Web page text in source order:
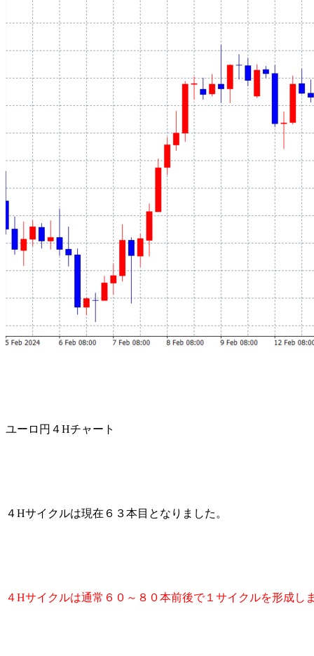
ユーロ円４Hチャート
４Hサイクルは現在６３本目となりました。
４Hサイクルは通常６０～８０本前後で１サイクルを形成